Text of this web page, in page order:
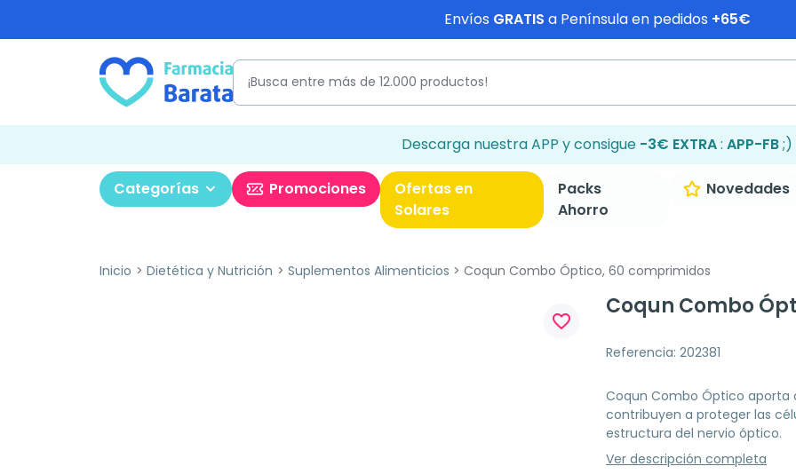
Envíos GRATIS a Península en pedidos +65€
Descarga nuestra APP y consigue -3€ EXTRA: APP-FB;)
Categorías Promociones
Ofertas en
Solares
Packs
Ahorro
Novedades
Inicio Dietética y Nutrición Suplementos Alimenticios Coqun Combo Óptico, 60 comprimidos
favorite_border
Coqun Combo
Referencia: 202381
Coqun Combo Óptico aporta
contribuyen a proteger las
estructura del nervio óptico.
Ver descripción completa